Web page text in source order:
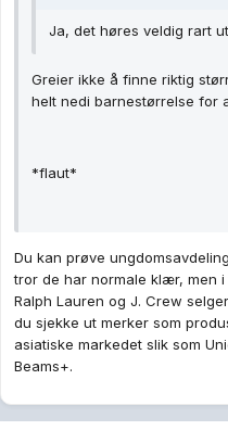
Ja, det høres veldig rart
Greier ikke å finne riktig
helt nedi barnestørrelse for
*flaut*
Du kan prøve
tror de har normale klær, men i
Ralph Lauren og J. Crew
du sjekke ut merker som
asiatiske markedet slik som
Beams+.